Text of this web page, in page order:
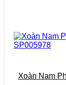
Xoàn Nam